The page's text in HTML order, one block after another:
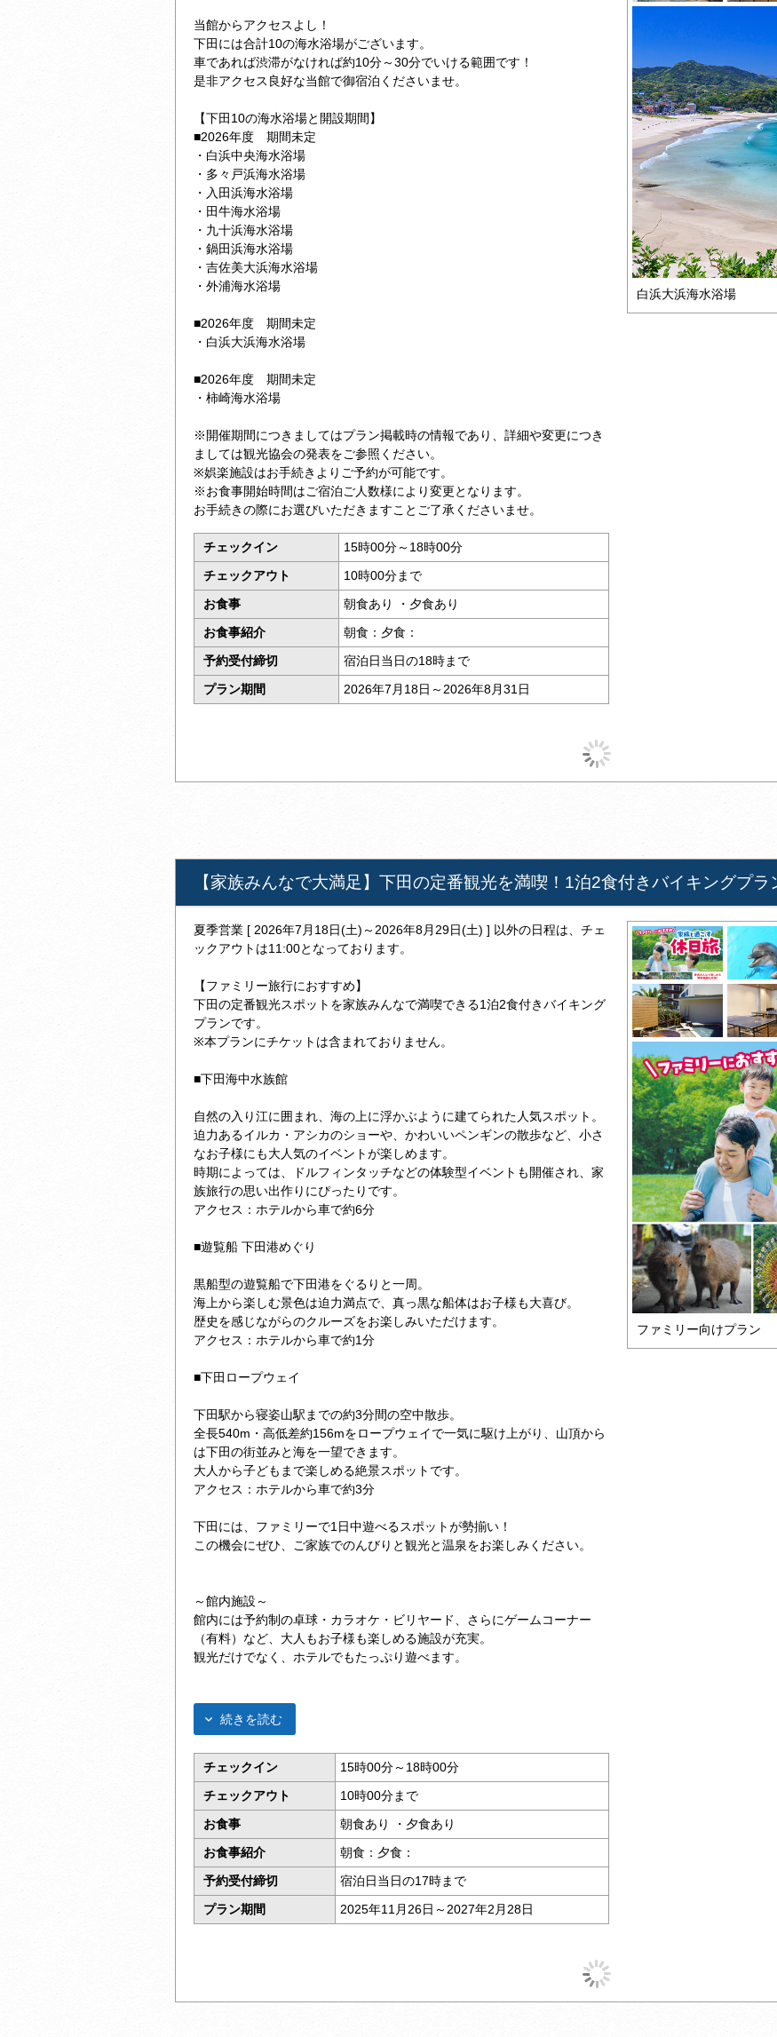
当館からアクセスよし！
下田には合計10の海水浴場がございます。
車であれば渋滞がなければ約10分～30分でいける範囲です！
是非アクセス良好な当館で御宿泊くださいませ。
【下田10の海水浴場と開設期間】
■2026年度 期間未定
・白浜中央海水浴場
・多々戸浜海水浴場
・入田浜海水浴場
・田牛海水浴場
・九十浜海水浴場
・鍋田浜海水浴場
・吉佐美大浜海水浴場
・外浦海水浴場
■2026年度 期間未定
・白浜大浜海水浴場
■2026年度 期間未定
・柿崎海水浴場
※開催期間につきましてはプラン掲載時の情報であり、詳細や変更につき
ましては観光協会の発表をご参照ください。
※娯楽施設はお手続きよりご予約が可能です。
※お食事開始時間はご宿泊ご人数様により変更となります。
お手続きの際にお選びいただきますことご了承くださいませ。
チェックイン
15時00分～18時00分
チェックアウト
10時00分まで
お食事
朝食あり ・夕食あり
お食事紹介
朝食：夕食：
予約受付締切
宿泊日当日の18時まで
プラン期間
2026年7月18日～2026年8月31日
白浜大浜海水浴場
【家族みんなで大満足】下田の定番観光を満喫！1泊2食付きバイキングプラ
夏季営業 [ 2026年7月18日(土)～2026年8月29日(土) ] 以外の日程は、チェ
ックアウトは11:00となっております。
【ファミリー旅行におすすめ】
下田の定番観光スポットを家族みんなで満喫できる1泊2食付きバイキング
プランです。
※本プランにチケットは含まれておりません。
■下田海中水族館
自然の入り江に囲まれ、海の上に浮かぶように建てられた人気スポット。
迫力あるイルカ・アシカのショーや、かわいいペンギンの散歩など、小さ
なお子様にも大人気のイベントが楽しめます。
時期によっては、ドルフィンタッチなどの体験型イベントも開催され、家
族旅行の思い出作りにぴったりです。
アクセス：ホテルから車で約6分
■遊覧船 下田港めぐり
黒船型の遊覧船で下田港をぐるりと一周。
海上から楽しむ景色は迫力満点で、真っ黒な船体はお子様も大喜び。
歴史を感じながらのクルーズをお楽しみいただけます。
アクセス：ホテルから車で約1分
■下田ロープウェイ
下田駅から寝姿山駅までの約3分間の空中散歩。
全長540m・高低差約156mをロープウェイで一気に駆け上がり、山頂から
は下田の街並みと海を一望できます。
大人から子どもまで楽しめる絶景スポットです。
アクセス：ホテルから車で約3分
下田には、ファミリーで1日中遊べるスポットが勢揃い！
この機会にぜひ、ご家族でのんびりと観光と温泉をお楽しみください。
～館内施設～
館内には予約制の卓球・カラオケ・ビリヤード、さらにゲームコーナー
（有料）など、大人もお子様も楽しめる施設が充実。
観光だけでなく、ホテルでもたっぷり遊べます。
続きを読む
チェックイン
15時00分～18時00分
チェックアウト
10時00分まで
お食事
朝食あり ・夕食あり
お食事紹介
朝食：夕食：
予約受付締切
宿泊日当日の17時まで
プラン期間
2025年11月26日～2027年2月28日
ファミリー向けプラン